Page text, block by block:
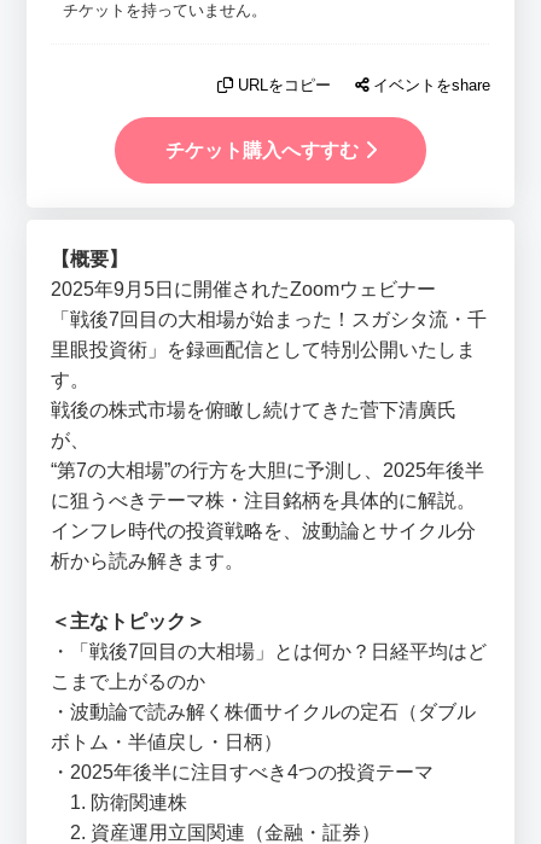
チケットを持っていません。
イベントをshare
URLをコピー
チケット購入へすすむ
【概要】
2025年9月5日に開催されたZoomウェビナー
「戦後7回目の大相場が始まった！スガシタ流・千
里眼投資術」を録画配信として特別公開いたしま
す。
戦後の株式市場を俯瞰し続けてきた菅下清廣氏
が、
“第7の大相場”の行方を大胆に予測し、2025年後半
に狙うべきテーマ株・注目銘柄を具体的に解説。
インフレ時代の投資戦略を、波動論とサイクル分
析から読み解きます。
＜主なトピック＞
・「戦後7回目の大相場」とは何か？日経平均はど
こまで上がるのか
・波動論で読み解く株価サイクルの定石（ダブル
ボトム・半値戻し・日柄）
・2025年後半に注目すべき4つの投資テーマ
1. 防衛関連株
2. 資産運用立国関連（金融・証券）